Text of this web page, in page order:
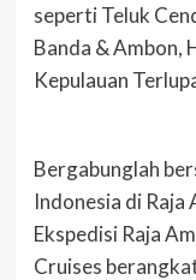
seperti Teluk
Banda & Ambon,
Kepulauan
Bergabunglah
Indonesia di
Ekspedisi Raja
Cruises